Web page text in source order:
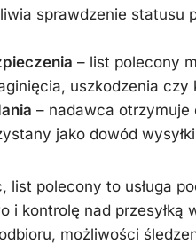
sprawdzenie statusu
– list polecony
uszkodzenia czy
– nadawca otrzymuje
jako dowód
list polecony to usługa
i kontrolę nad przesyłką
możliwości